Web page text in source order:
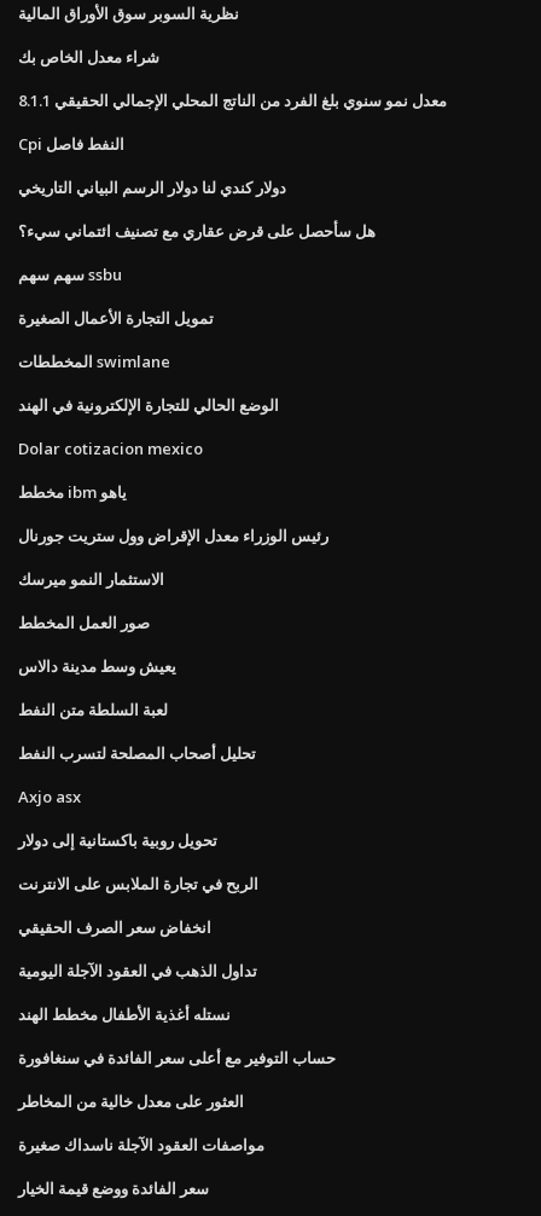
نظرية السوبر سوق الأوراق المالية
شراء معدل الخاص بك
8.1.1 معدل نمو سنوي بلغ الفرد من الناتج المحلي الإجمالي الحقيقي
Cpi النفط فاصل
دولار كندي لنا دولار الرسم البياني التاريخي
هل سأحصل على قرض عقاري مع تصنيف ائتماني سيء؟
سهم سهم ssbu
تمويل التجارة الأعمال الصغيرة
المخططات swimlane
الوضع الحالي للتجارة الإلكترونية في الهند
Dolar cotizacion mexico
مخطط ibm ياهو
رئيس الوزراء معدل الإقراض وول ستريت جورنال
الاستثمار النمو ميرسك
صور العمل المخطط
يعيش وسط مدينة دالاس
لعبة السلطة متن النفط
تحليل أصحاب المصلحة لتسرب النفط
Axjo asx
تحويل روبية باكستانية إلى دولار
الربح في تجارة الملابس على الانترنت
انخفاض سعر الصرف الحقيقي
تداول الذهب في العقود الآجلة اليومية
نستله أغذية الأطفال مخطط الهند
حساب التوفير مع أعلى سعر الفائدة في سنغافورة
العثور على معدل خالية من المخاطر
مواصفات العقود الآجلة ناسداك صغيرة
سعر الفائدة ووضع قيمة الخيار